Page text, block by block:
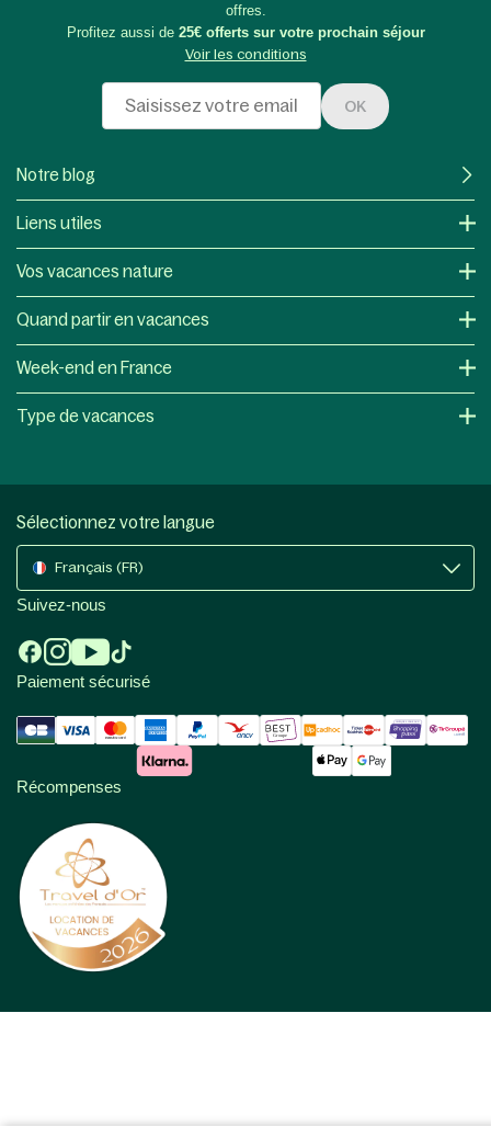
offres.
Profitez aussi de 25€ offerts sur votre prochain séjour
Voir les conditions
OK
Notre blog
Liens utiles
Vos vacances nature
Quand partir en vacances
Week-end en France
Type de vacances
Sélectionnez votre langue
Français (FR)
Suivez-nous
Paiement sécurisé
Récompenses